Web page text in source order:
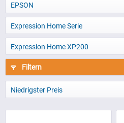
EPSON
Expression Home Serie
Expression Home XP200
Filtern
Niedrigster Preis